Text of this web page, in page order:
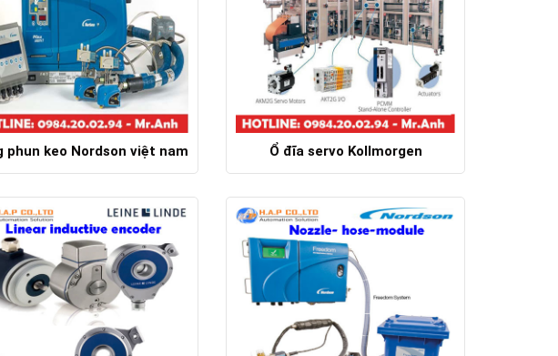
phun keo Nordson việt nam Ổ đĩa servo Kollmorgen
Chi tiết